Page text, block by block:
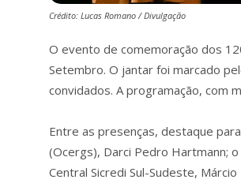
Crédito: Lucas Romano / Divulgação
O evento de comemoração dos
Setembro. O jantar foi marcado
convidados. A programação, com
Entre as presenças, destaque
(Ocergs), Darci Pedro Hartmann;
Central Sicredi Sul-Sudeste, Márcio